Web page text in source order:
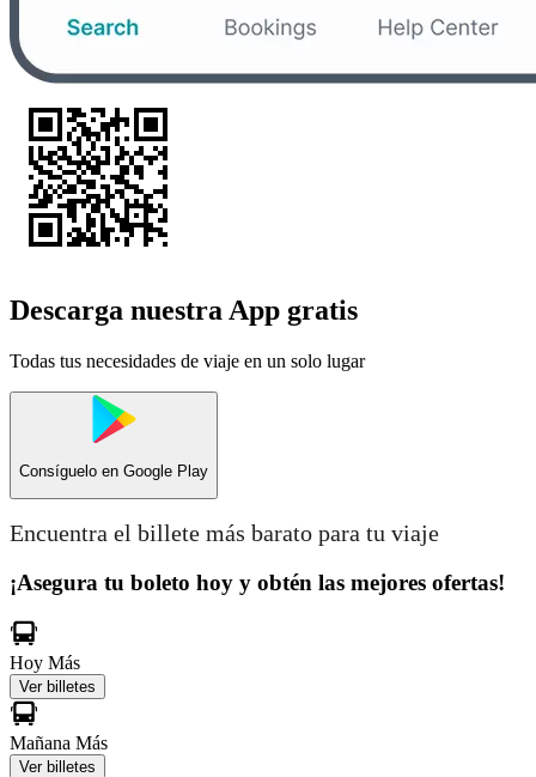
Descarga nuestra App gratis
Todas tus necesidades de viaje en un solo lugar
Consíguelo en Google Play
Encuentra el billete más barato para tu viaje
¡Asegura tu boleto hoy y obtén las mejores ofertas!
Hoy Más
Ver billetes
Mañana Más
Ver billetes